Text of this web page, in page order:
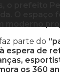
parte do
espera de
os 360